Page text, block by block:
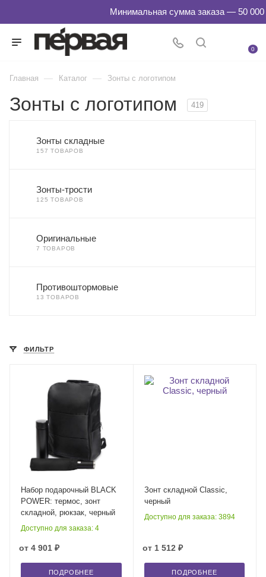
0
Главная — Каталог — Зонты с логотипом
Зонты с логотипом 419
Зонты складные
157 ТОВАРОВ
Зонты-трости
125 ТОВАРОВ
Оригинальные
7 ТОВАРОВ
Противоштормовые
13 ТОВАРОВ
ФИЛЬТР
Набор подарочный BLACK
POWER: термос, зонт
складной, рюкзак, черный
Доступно для заказа: 4
от 4 901 ₽
ПОДРОБНЕЕ
Зонт складной Classic,
черный
Доступно для заказа: 3894
от 1 512 ₽
ПОДРОБНЕЕ